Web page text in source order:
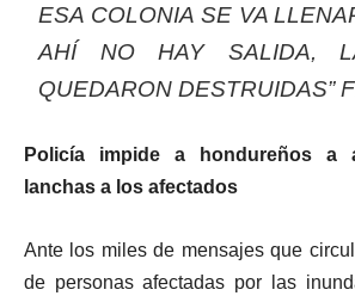
ESA COLONIA SE VA
AHÍ NO HAY SALIDA,
QUEDARON DESTRUIDAS”
Policía impide a hondureños a
lanchas a los afectados
Ante los miles de mensajes que
de personas afectadas por las